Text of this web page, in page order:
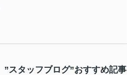
”スタッフブログ”おすすめ記事